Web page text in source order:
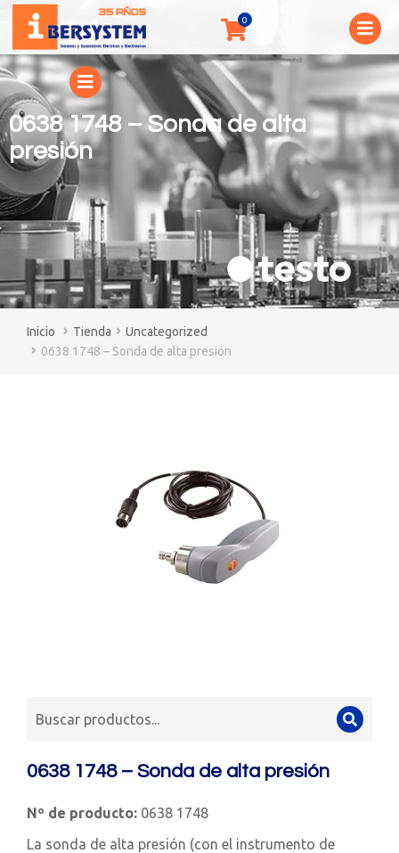
0638 1748 – Sonda de alta
presión
You are here:
Tienda
Uncategorized
0638 1748 – Sonda de alta presión
0638 1748 – Sonda de alta presión
Nº de producto: 0638 1748
La sonda de alta presión (con el instrumento de